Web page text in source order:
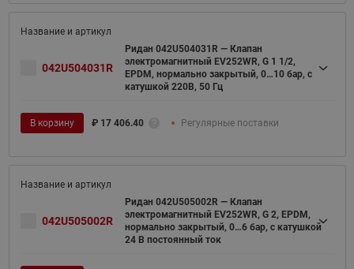
042U504031R
Ридан 042U504031R — Клапан
электромагнитный EV252WR, G 1 1/2,
EPDM, нормально закрытый, 0…10 бар, с
катушкой 220В, 50 Гц
В корзину ₽ 17 406.40 Регулярные поставки
042U505002R
Ридан 042U505002R — Клапан
электромагнитный EV252WR, G 2, EPDM,
нормально закрытый, 0…6 бар, с катушкой
24 В постоянный ток